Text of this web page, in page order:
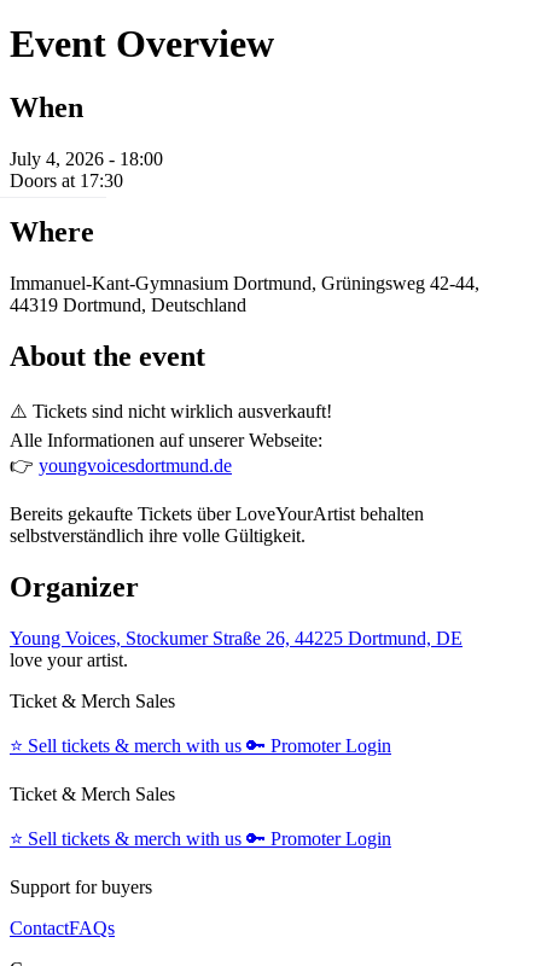
Event Overview
When
July 4, 2026 - 18:00
Doors at 17:30
Where
Immanuel-Kant-Gymnasium Dortmund, Grüningsweg 42-44,
44319 Dortmund, Deutschland
About the event
⚠️ Tickets sind nicht wirklich ausverkauft!
Alle Informationen auf unserer Webseite:
👉 youngvoicesdortmund.de
Bereits gekaufte Tickets über LoveYourArtist behalten
selbstverständlich ihre volle Gültigkeit.
Organizer
Young Voices, Stockumer Straße 26, 44225 Dortmund, DE
love your artist.
Ticket & Merch Sales
⭐️ Sell tickets & merch with us 🔑 Promoter Login
Ticket & Merch Sales
⭐️ Sell tickets & merch with us 🔑 Promoter Login
Support for buyers
ContactFAQs